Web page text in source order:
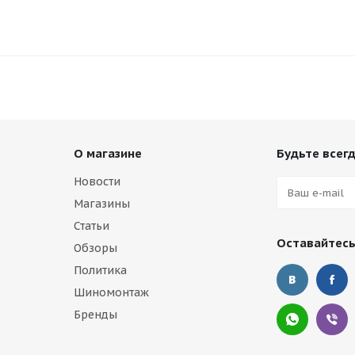
О магазине
Новости
Магазины
Статьи
Обзоры
Политика
Шиномонтаж
Бренды
Будьте